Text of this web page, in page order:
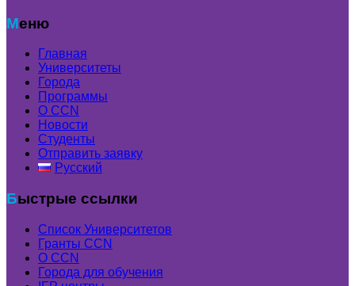
Меню
Главная
Университеты
Города
Программы
О CCN
Новости
Студенты
Отправить заявку
Русский
Быстрые ссылки
Список Университетов
Гранты ССN
О ССN
Города для обучения